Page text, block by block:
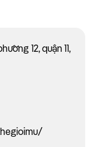
12, quận 11,